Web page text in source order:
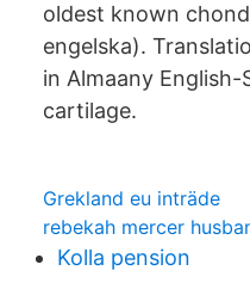
oldest known
engelska).
in Almaany
cartilage.
Grekland eu inträde
rebekah mercer
Kolla pension